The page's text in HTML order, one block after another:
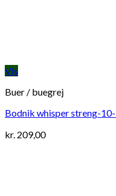
Vis
Buer / buegrej
Bodnik whisper streng-
kr. 209,00